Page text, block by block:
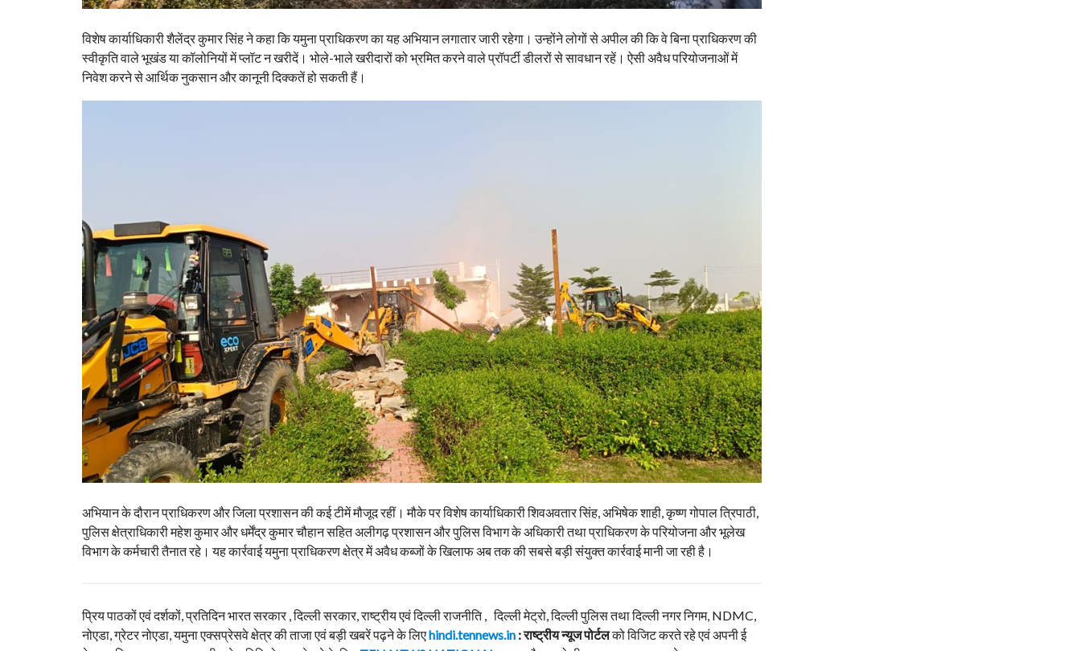
विशेष कार्याधिकारी शैलेंद्र कुमार सिंह ने कहा कि यमुना प्राधिकरण का यह अभियान लगातार जारी रहेगा। उन्होंने लोगों से अपील की कि वे बिना प्राधिकरण की
स्वीकृति वाले भूखंड या कॉलोनियों में प्लॉट न खरीदें। भोले-भाले खरीदारों को भ्रमित करने वाले प्रॉपर्टी डीलरों से सावधान रहें। ऐसी अवैध परियोजनाओं में
निवेश करने से आर्थिक नुकसान और कानूनी दिक्कतें हो सकती हैं।
अभियान के दौरान प्राधिकरण और जिला प्रशासन की कई टीमें मौजूद रहीं। मौके पर विशेष कार्याधिकारी शिवअवतार सिंह, अभिषेक शाही, कृष्ण गोपाल त्रिपाठी,
पुलिस क्षेत्राधिकारी महेश कुमार और धर्मेंद्र कुमार चौहान सहित अलीगढ़ प्रशासन और पुलिस विभाग के अधिकारी तथा प्राधिकरण के परियोजना और भूलेख
विभाग के कर्मचारी तैनात रहे। यह कार्रवाई यमुना प्राधिकरण क्षेत्र में अवैध कब्जों के खिलाफ अब तक की सबसे बड़ी संयुक्त कार्रवाई मानी जा रही है।
प्रिय पाठकों एवं दर्शकों, प्रतिदिन भारत सरकार , दिल्ली सरकार, राष्ट्रीय एवं दिल्ली राजनीति , दिल्ली मेट्रो, दिल्ली पुलिस तथा दिल्ली नगर निगम, NDMC,
नोएडा, ग्रेटर नोएडा, यमुना एक्सप्रेसवे क्षेत्र की ताजा एवं बड़ी खबरें पढ़ने के लिएhindi.tennews.in : राष्ट्रीय न्यूज पोर्टलको विजिट करते रहे एवं अपनी ई